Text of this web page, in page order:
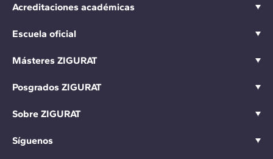
Acreditaciones académicas
Escuela oficial
Másteres ZIGURAT
Posgrados ZIGURAT
Sobre ZIGURAT
Síguenos